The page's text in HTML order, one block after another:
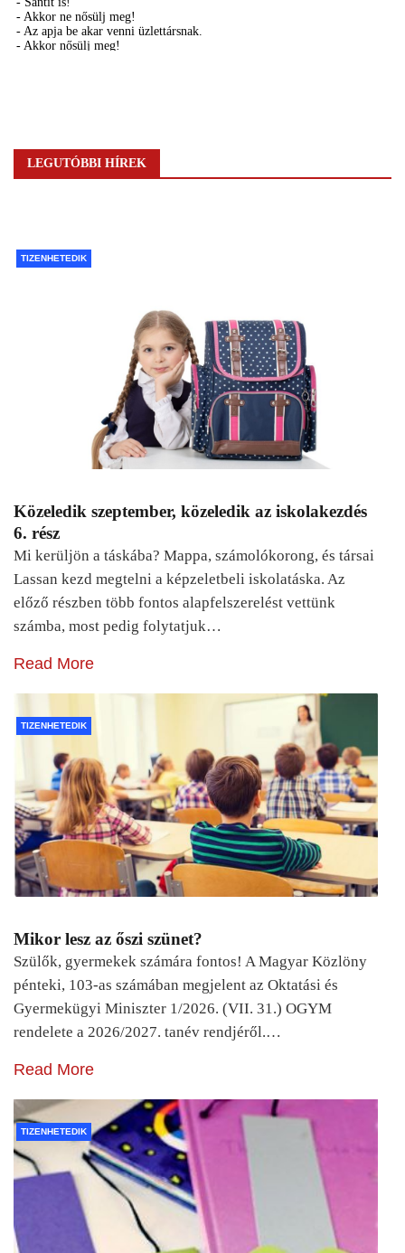
LEGUTÓBBI HÍREK
TIZENHETEDIK
Közeledik szeptember, közeledik az iskolakezdés
6. rész
Mi kerüljön a táskába? Mappa, számolókorong, és társai
Lassan kezd megtelni a képzeletbeli iskolatáska. Az
előző részben több fontos alapfelszerelést vettünk
számba, most pedig folytatjuk…
Read More
TIZENHETEDIK
Mikor lesz az őszi szünet?
Szülők, gyermekek számára fontos! A Magyar Közlöny
pénteki, 103-as számában megjelent az Oktatási és
Gyermekügyi Miniszter 1/2026. (VII. 31.) OGYM
rendelete a 2026/2027. tanév rendjéről.…
Read More
TIZENHETEDIK